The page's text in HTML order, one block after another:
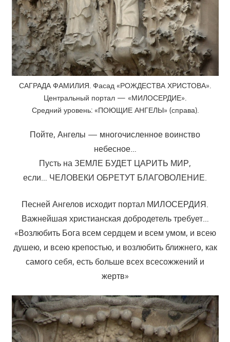
САГРАДА ФАМИЛИЯ. Фасад «РОЖДЕСТВА ХРИСТОВА».
Центральный портал — «МИЛОСЕРДИЕ».
Средний уровень: «ПОЮЩИЕ АНГЕЛЫ» (справа).
Пойте, Ангелы — многочисленное воинство
небесное…
Пусть на ЗЕМЛЕ БУДЕТ ЦАРИТЬ МИР,
если… ЧЕЛОВЕКИ ОБРЕТУТ БЛАГОВОЛЕНИЕ.
Песней Ангелов исходит портал МИЛОСЕРДИЯ.
Важнейшая христианская добродетель требует…
«Возлюбить Бога всем сердцем и всем умом, и всею
душею, и всею крепостью, и возлюбить ближнего, как
самого себя, есть больше всех всесожжений и
жертв»